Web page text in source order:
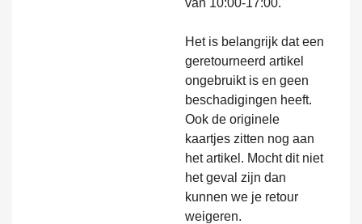
van 10:00-17:00.
Het is belangrijk dat een
geretourneerd artikel
ongebruikt is en geen
beschadigingen heeft.
Ook de originele
kaartjes zitten nog aan
het artikel. Mocht dit niet
het geval zijn dan
kunnen we je retour
weigeren.